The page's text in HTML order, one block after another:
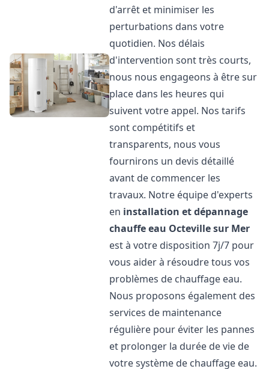
d'arrêt et minimiser les
perturbations dans votre
quotidien. Nos délais
d'intervention sont très courts,
nous nous engageons à être sur
place dans les heures qui
suivent votre appel. Nos tarifs
sont compétitifs et
transparents, nous vous
fournirons un devis détaillé
avant de commencer les
travaux. Notre équipe d'experts
en installation et dépannage
chauffe eau Octeville sur Mer
est à votre disposition 7j/7 pour
vous aider à résoudre tous vos
problèmes de chauffage eau.
Nous proposons également des
services de maintenance
régulière pour éviter les pannes
et prolonger la durée de vie de
votre système de chauffage eau.